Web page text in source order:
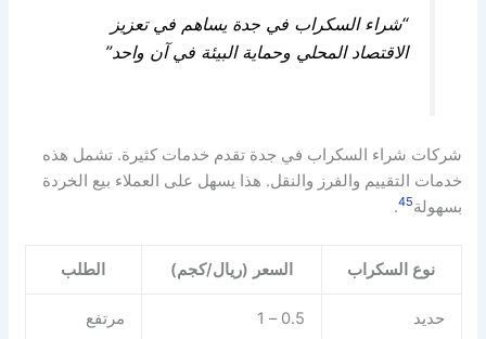
“شراء السكراب في جدة يساهم في تعزيز
الاقتصاد المحلي وحماية البيئة في آن واحد”
شركات شراء السكراب في جدة تقدم خدمات كثيرة. تشمل هذه
خدمات التقييم والفرز والنقل. هذا يسهل على العملاء بيع الخردة
بسهولة
45
.
نوع السكراب السعر (ريال/كجم) الطلب
حديد 0.5 – 1 مرتفع